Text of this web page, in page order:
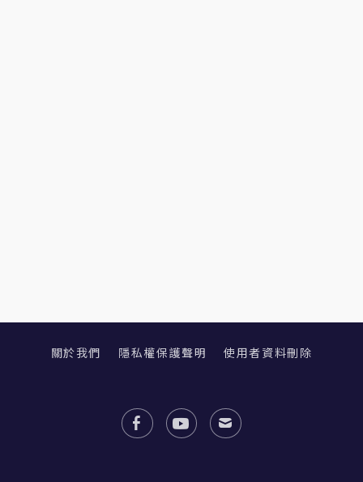
關於我們 隱私權保護聲明 使用者資料刪除